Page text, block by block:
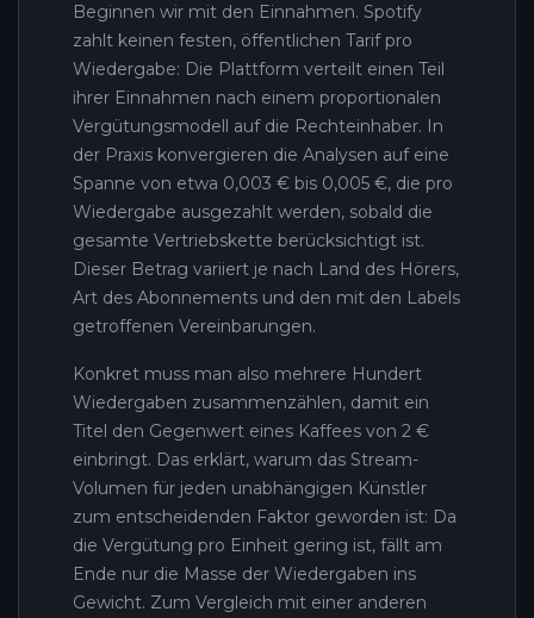
Beginnen wir mit den Einnahmen. Spotify
zahlt keinen festen, öffentlichen Tarif pro
Wiedergabe: Die Plattform verteilt einen Teil
ihrer Einnahmen nach einem proportionalen
Vergütungsmodell auf die Rechteinhaber. In
der Praxis konvergieren die Analysen auf eine
Spanne von etwa 0,003 € bis 0,005 €, die pro
Wiedergabe ausgezahlt werden, sobald die
gesamte Vertriebskette berücksichtigt ist.
Dieser Betrag variiert je nach Land des Hörers,
Art des Abonnements und den mit den Labels
getroffenen Vereinbarungen.
Konkret muss man also mehrere Hundert
Wiedergaben zusammenzählen, damit ein
Titel den Gegenwert eines Kaffees von 2 €
einbringt. Das erklärt, warum das Stream-
Volumen für jeden unabhängigen Künstler
zum entscheidenden Faktor geworden ist: Da
die Vergütung pro Einheit gering ist, fällt am
Ende nur die Masse der Wiedergaben ins
Gewicht. Zum Vergleich mit einer anderen